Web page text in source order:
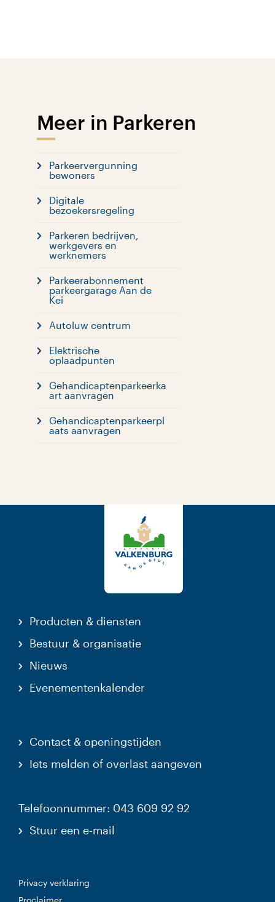
Meer in Parkeren
Parkeervergunning
bewoners
Digitale
bezoekersregeling
Parkeren bedrijven,
werkgevers en
werknemers
Parkeerabonnement
parkeergarage Aan de
Kei
Autoluw centrum
Elektrische
oplaadpunten
Gehandicaptenparkeerka
art aanvragen
Gehandicaptenparkeerpl
aats aanvragen
Producten & diensten
Bestuur & organisatie
Nieuws
Evenementenkalender
Contact & openingstijden
Iets melden of overlast aangeven
Telefoonnummer: 043 609 92 92
Stuur een e-mail
Privacy verklaring